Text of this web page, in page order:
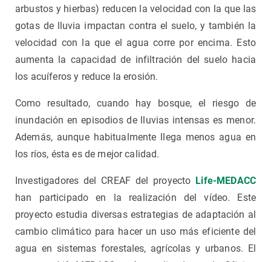
arbustos y hierbas) reducen la velocidad con la que las
gotas de lluvia impactan contra el suelo, y también la
velocidad con la que el agua corre por encima. Esto
aumenta la capacidad de infiltración del suelo hacia
los acuíferos y reduce la erosión.
Como resultado, cuando hay bosque, el riesgo de
inundación en episodios de lluvias intensas es menor.
Además, aunque habitualmente llega menos agua en
los ríos, ésta es de mejor calidad.
Investigadores del CREAF del proyecto Life-MEDACC
han participado en la realización del vídeo. Este
proyecto estudia diversas estrategias de adaptación al
cambio climático para hacer un uso más eficiente del
agua en sistemas forestales, agrícolas y urbanos. El